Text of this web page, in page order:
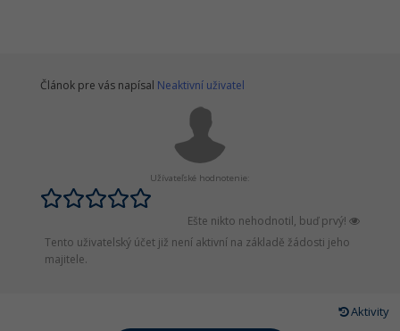
Článok pre vás napísal Neaktivní uživatel
Užívateľské hodnotenie:
Ešte nikto nehodnotil, buď prvý!
Tento uživatelský účet již není aktivní na základě žádosti jeho
majitele.
Aktivity